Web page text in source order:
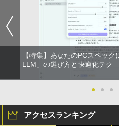
【特集】あなたのPCスペッ
LLM」の選び方と快適化テク
● ● ●
アクセスランキング